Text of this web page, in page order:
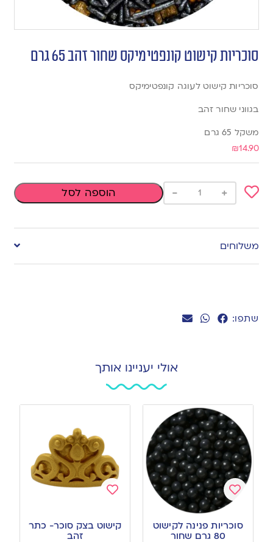
שתפו:
סוכריות קישוט קונפטימיקס שחור זהב 65 גרם
סוכריות קישוט לעוגה קונפטימיקס
בגווני שחור זהב
משקל 65 גרם
₪14.90
to
wishlist
+
- הוספה לסל
משלוחים
אולי יעניינו אותך
Add
to
wishlist
סוכריות פנינה לקישוט
80 גרם שחור
to
wishlist
קישוט בצק סוכר- כתר
זהב